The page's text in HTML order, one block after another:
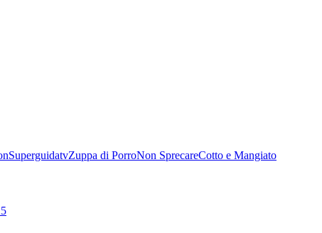
SuperguidatvZuppa di PorroNon SprecareCotto e Mangiato